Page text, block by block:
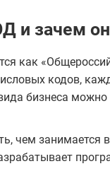
и зачем
как
кодов,
бизнеса
чем